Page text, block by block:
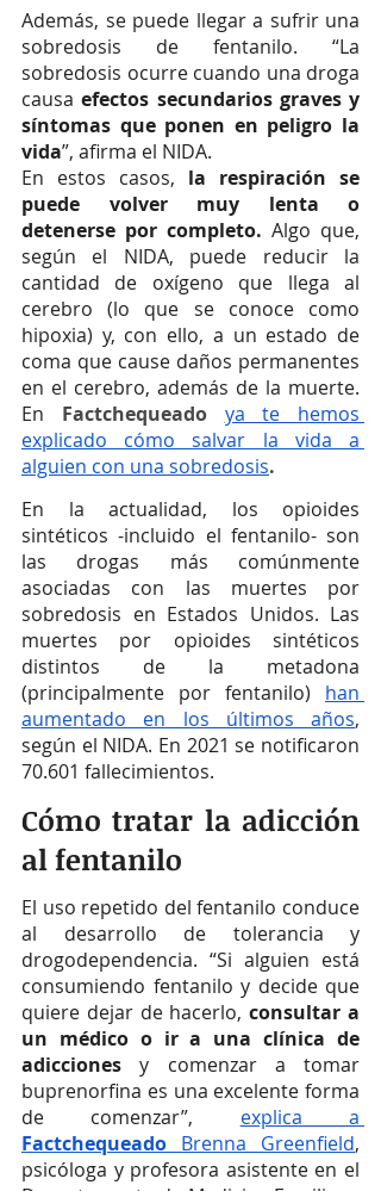
Además, se puede llegar a sufrir una
sobredosis de fentanilo. “La
sobredosis ocurre cuando una droga
causa efectos secundarios graves y
síntomas que ponen en peligro la
vida”, afirma el NIDA.
En estos casos, la respiración se
puede volver muy lenta o
detenerse por completo. Algo que,
según el NIDA, puede reducir la
cantidad de oxígeno que llega al
cerebro (lo que se conoce como
hipoxia) y, con ello, a un estado de
coma que cause daños permanentes
en el cerebro, además de la muerte.
En Factchequeado ya te hemos
explicado cómo salvar la vida a
alguien con una sobredosis.
En la actualidad, los opioides
sintéticos -incluido el fentanilo- son
las drogas más comúnmente
asociadas con las muertes por
sobredosis en Estados Unidos. Las
muertes por opioides sintéticos
distintos de la metadona
(principalmente por fentanilo) han
aumentado en los últimos años,
según el NIDA. En 2021 se notificaron
70.601 fallecimientos.
Cómo tratar la adicción
al fentanilo
El uso repetido del fentanilo conduce
al desarrollo de tolerancia y
drogodependencia. “Si alguien está
consumiendo fentanilo y decide que
quiere dejar de hacerlo, consultar a
un médico o ir a una clínica de
adicciones y comenzar a tomar
buprenorfina es una excelente forma
de comenzar”,
Factchequeado Brenna Greenfield,
psicóloga y profesora asistente en el